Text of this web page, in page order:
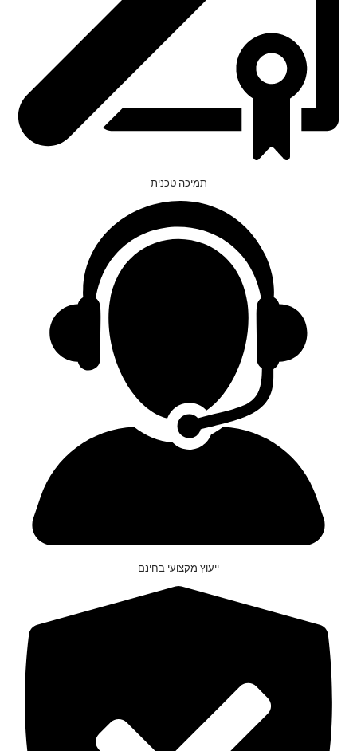
תמיכה טכנית
ייעוץ מקצועי בחינם